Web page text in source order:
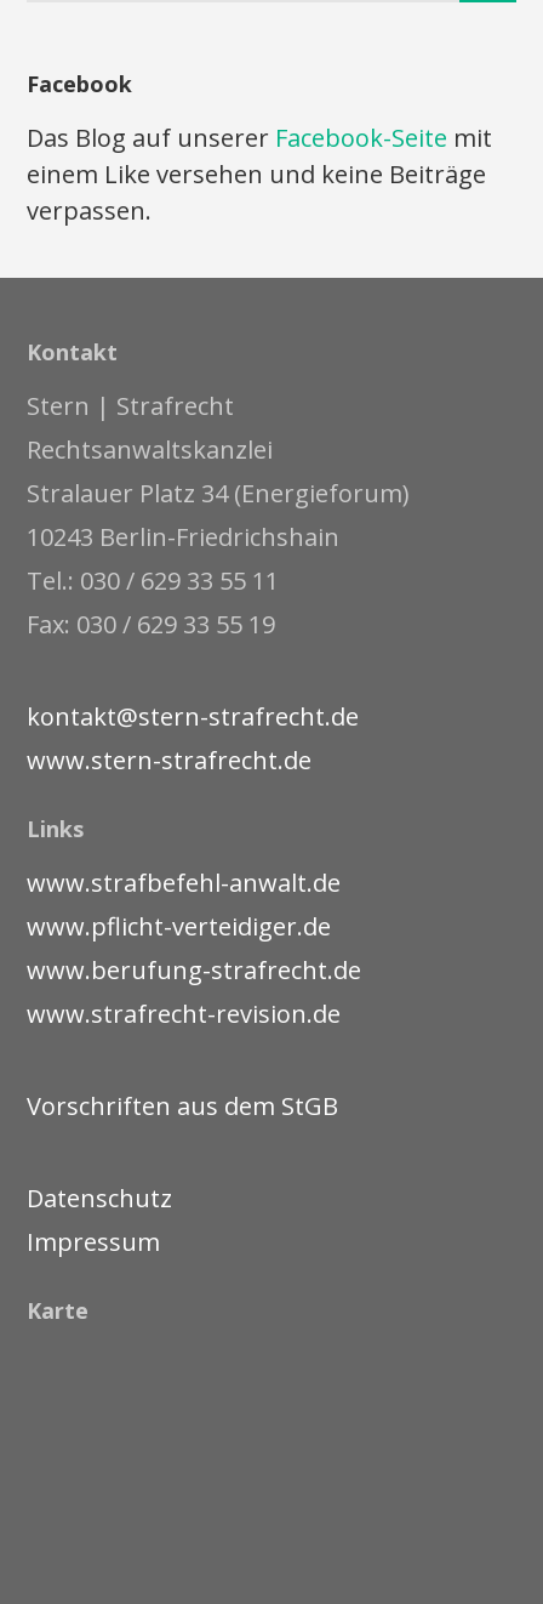
Facebook
Das Blog auf unserer Facebook-Seite mit
einem Like versehen und keine Beiträge
verpassen.
Kontakt
Stern | Strafrecht
Rechtsanwaltskanzlei
Stralauer Platz 34 (Energieforum)
10243 Berlin-Friedrichshain
Tel.: 030 / 629 33 55 11
Fax: 030 / 629 33 55 19
kontakt@stern-strafrecht.de
www.stern-strafrecht.de
Links
www.strafbefehl-anwalt.de
www.pflicht-verteidiger.de
www.berufung-strafrecht.de
www.strafrecht-revision.de
Vorschriften aus dem StGB
Datenschutz
Impressum
Karte